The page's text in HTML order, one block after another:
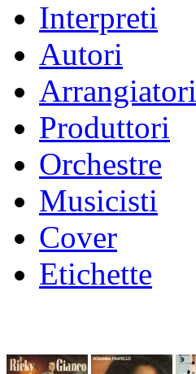
Interpreti
Autori
Arrangiatori
Produttori
Orchestre
Musicisti
Cover
Etichette